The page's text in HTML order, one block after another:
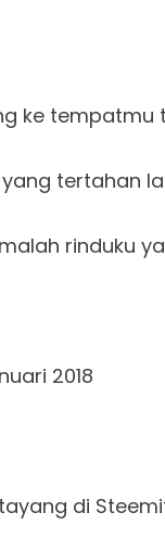
ke tempatmu
tertahan
rinduku
2018
di